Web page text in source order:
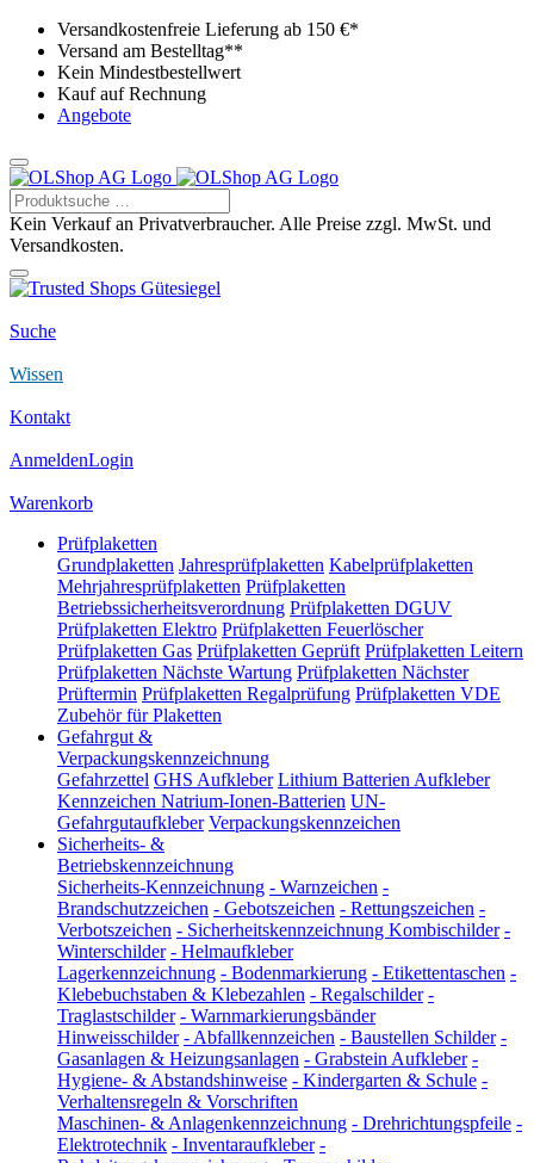
Versandkostenfreie Lieferung ab 150 €*
Versand am Bestelltag**
Kein Mindestbestellwert
Kauf auf Rechnung
Angebote
Kein Verkauf an Privatverbraucher. Alle Preise zzgl. MwSt. und
Versandkosten.
Suche
Wissen
Kontakt
AnmeldenLogin
Warenkorb
Prüfplaketten
Grundplaketten Jahresprüfplaketten Kabelprüfplaketten
Mehrjahresprüfplaketten Prüfplaketten
Betriebssicherheitsverordnung Prüfplaketten DGUV
Prüfplaketten Elektro Prüfplaketten Feuerlöscher
Prüfplaketten Gas Prüfplaketten Geprüft Prüfplaketten Leitern
Prüfplaketten Nächste Wartung Prüfplaketten Nächster
Prüftermin Prüfplaketten Regalprüfung Prüfplaketten VDE
Zubehör für Plaketten
Gefahrgut &
Verpackungskennzeichnung
Gefahrzettel GHS Aufkleber Lithium Batterien Aufkleber
Kennzeichen Natrium-Ionen-Batterien UN-
Gefahrgutaufkleber Verpackungskennzeichen
Sicherheits- &
Betriebskennzeichnung
Sicherheits-Kennzeichnung - Warnzeichen -
Brandschutzzeichen - Gebotszeichen - Rettungszeichen -
Verbotszeichen - Sicherheitskennzeichnung Kombischilder -
Winterschilder - Helmaufkleber
Lagerkennzeichnung - Bodenmarkierung - Etikettentaschen -
Klebebuchstaben & Klebezahlen - Regalschilder -
Traglastschilder - Warnmarkierungsbänder
Hinweisschilder - Abfallkennzeichen - Baustellen Schilder -
Gasanlagen & Heizungsanlagen - Grabstein Aufkleber -
Hygiene- & Abstandshinweise - Kindergarten & Schule -
Verhaltensregeln & Vorschriften
Maschinen- & Anlagenkennzeichnung - Drehrichtungspfeile -
Elektrotechnik - Inventaraufkleber -